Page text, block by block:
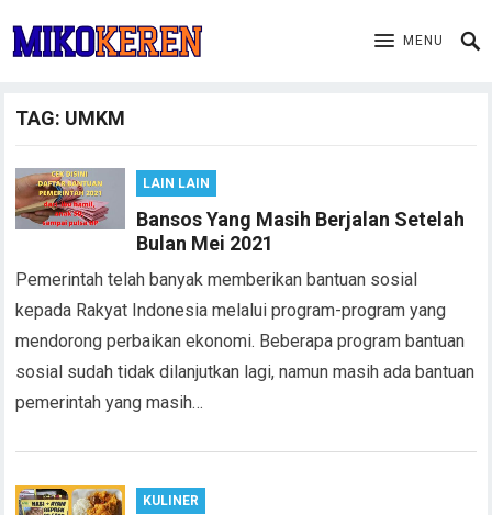
MENU
TAG: UMKM
LAIN LAIN
Bansos Yang Masih Berjalan Setelah
Bulan Mei 2021
Pemerintah telah banyak memberikan bantuan sosial
kepada Rakyat Indonesia melalui program-program yang
mendorong perbaikan ekonomi. Beberapa program bantuan
sosial sudah tidak dilanjutkan lagi, namun masih ada bantuan
pemerintah yang masih…
KULINER